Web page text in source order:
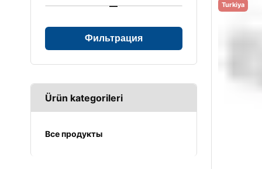
Фильтрация
—
Ürün kategorileri
Все продукты
Turkiya